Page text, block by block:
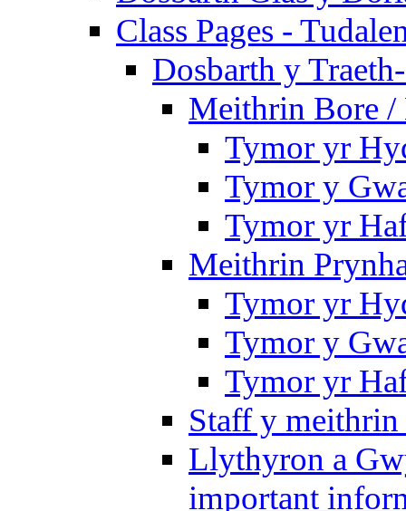
Class Pages -
Dosbarth y
Meithrin Bore
Tymor yr
Tymor y
Tymor yr
Meithrin
Tymor yr
Tymor y
Tymor yr
Staff y
Llythyron a
important